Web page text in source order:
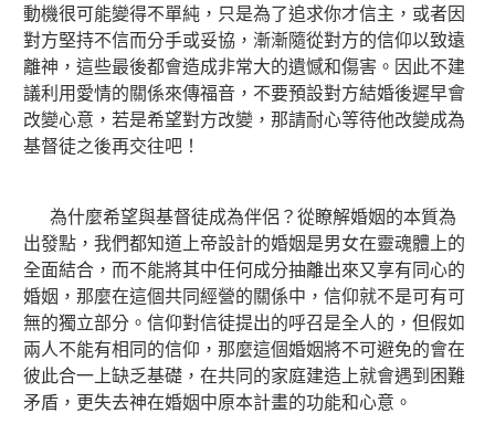
動機很可能變得不單純，只是為了追求你才信主，或者因
對方堅持不信而分手或妥協，漸漸隨從對方的信仰以致遠
離神，這些最後都會造成非常大的遺憾和傷害。因此不建
議利用愛情的關係來傳福音，不要預設對方結婚後遲早會
改變心意，若是希望對方改變，那請耐心等待他改變成為
基督徒之後再交往吧！
為什麼希望與基督徒成為伴侶？從瞭解婚姻的本質為
出發點，我們都知道上帝設計的婚姻是男女在靈魂體上的
全面結合，而不能將其中任何成分抽離出來又享有同心的
婚姻，那麼在這個共同經營的關係中，信仰就不是可有可
無的獨立部分。信仰對信徒提出的呼召是全人的，但假如
兩人不能有相同的信仰，那麼這個婚姻將不可避免的會在
彼此合一上缺乏基礎，在共同的家庭建造上就會遇到困難
矛盾，更失去神在婚姻中原本計畫的功能和心意。